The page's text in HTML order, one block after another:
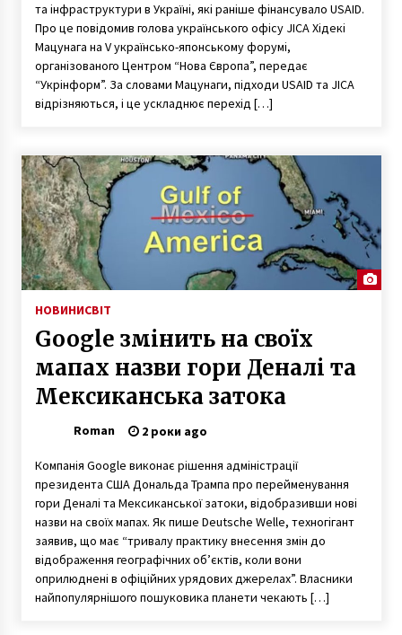
Історія створення одного з головних
символів Києва
7 років ago
та інфраструктури в Україні, які раніше фінансувало USAID.
Про це повідомив голова українського офісу JICA Хідекі
Мацунага на V українсько-японському форумі,
організованого Центром “Нова Європа”, передає
“Укрінформ”. За словами Мацунаги, підходи USAID та JICA
відрізняються, і це ускладнює перехід […]
НОВИНИСВІТ
Google змінить на своїх
мапах назви гори Деналі та
Мексиканська затока
Roman 2 роки ago
Компанія Google виконає рішення адміністрації
президента США Дональда Трампа про перейменування
гори Деналі та Мексиканської затоки, відобразивши нові
назви на своїх мапах. Як пише Deutsche Welle, техногігант
заявив, що має “тривалу практику внесення змін до
відображення географічних об’єктів, коли вони
оприлюднені в офіційних урядових джерелах”. Власники
найпопулярнішого пошуковика планети чекають […]